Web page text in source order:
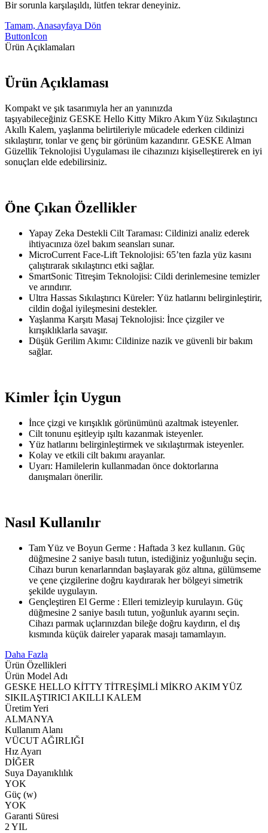
Bir sorunla karşılaşıldı, lütfen tekrar deneyiniz.
Tamam, Anasayfaya Dön
ButtonIcon
Ürün Açıklamaları
Ürün Açıklaması
Kompakt ve şık tasarımıyla her an yanınızda
taşıyabileceğiniz GESKE Hello Kitty Mikro Akım Yüz Sıkılaştırıcı
Akıllı Kalem, yaşlanma belirtileriyle mücadele ederken cildinizi
sıkılaştırır, tonlar ve genç bir görünüm kazandırır. GESKE Alman
Güzellik Teknolojisi Uygulaması ile cihazınızı kişiselleştirerek en iyi
sonuçları elde edebilirsiniz.
Öne Çıkan Özellikler
Yapay Zeka Destekli Cilt Taraması: Cildinizi analiz ederek
ihtiyacınıza özel bakım seansları sunar.
MicroCurrent Face-Lift Teknolojisi: 65’ten fazla yüz kasını
çalıştırarak sıkılaştırıcı etki sağlar.
SmartSonic Titreşim Teknolojisi: Cildi derinlemesine temizler
ve arındırır.
Ultra Hassas Sıkılaştırıcı Küreler: Yüz hatlarını belirginleştirir,
cildin doğal iyileşmesini destekler.
Yaşlanma Karşıtı Masaj Teknolojisi: İnce çizgiler ve
kırışıklıklarla savaşır.
Düşük Gerilim Akımı: Cildinize nazik ve güvenli bir bakım
sağlar.
Kimler İçin Uygun
İnce çizgi ve kırışıklık görünümünü azaltmak isteyenler.
Cilt tonunu eşitleyip ışıltı kazanmak isteyenler.
Yüz hatlarını belirginleştirmek ve sıkılaştırmak isteyenler.
Kolay ve etkili cilt bakımı arayanlar.
Uyarı: Hamilelerin kullanmadan önce doktorlarına
danışmaları önerilir.
Nasıl Kullanılır
Tam Yüz ve Boyun Germe : Haftada 3 kez kullanın. Güç
düğmesine 2 saniye basılı tutun, istediğiniz yoğunluğu seçin.
Cihazı burun kenarlarından başlayarak göz altına, gülümseme
ve çene çizgilerine doğru kaydırarak her bölgeyi simetrik
şekilde uygulayın.
Gençleştiren El Germe : Elleri temizleyip kurulayın. Güç
düğmesine 2 saniye basılı tutun, yoğunluk ayarını seçin.
Cihazı parmak uçlarınızdan bileğe doğru kaydırın, el dış
kısmında küçük daireler yaparak masajı tamamlayın.
Daha Fazla
Ürün Özellikleri
Ürün Model Adı
GESKE HELLO KİTTY TİTREŞİMLİ MİKRO AKIM YÜZ
SIKILAŞTIRICI AKILLI KALEM
Üretim Yeri
ALMANYA
Kullanım Alanı
VÜCUT AĞIRLIĞI
Hız Ayarı
DİĞER
Suya Dayanıklılık
YOK
Güç (w)
YOK
Garanti Süresi
2 YIL